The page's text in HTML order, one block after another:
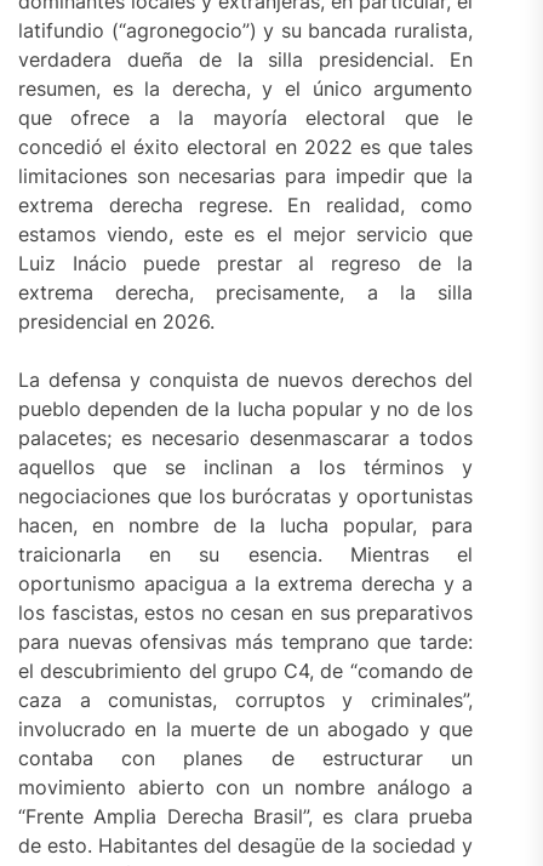
latifundio (“agronegocio”) y su bancada ruralista,
verdadera dueña de la silla presidencial. En
resumen, es la derecha, y el único argumento
que ofrece a la mayoría electoral que le
concedió el éxito electoral en 2022 es que tales
limitaciones son necesarias para impedir que la
extrema derecha regrese. En realidad, como
estamos viendo, este es el mejor servicio que
Luiz Inácio puede prestar al regreso de la
extrema derecha, precisamente, a la silla
presidencial en 2026.
La defensa y conquista de nuevos derechos del
pueblo dependen de la lucha popular y no de los
palacetes; es necesario desenmascarar a todos
aquellos que se inclinan a los términos y
negociaciones que los burócratas y oportunistas
hacen, en nombre de la lucha popular, para
traicionarla en su esencia. Mientras el
oportunismo apacigua a la extrema derecha y a
los fascistas, estos no cesan en sus preparativos
para nuevas ofensivas más temprano que tarde:
el descubrimiento del grupo C4, de “comando de
caza a comunistas, corruptos y criminales”,
involucrado en la muerte de un abogado y que
contaba con planes de estructurar un
movimiento abierto con un nombre análogo a
“Frente Amplia Derecha Brasil”, es clara prueba
de esto. Habitantes del desagüe de la sociedad y